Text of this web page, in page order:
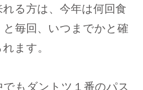
る方は、今年は何回食
毎回、いつまでかと確
ます。
もダントツ１番のパス